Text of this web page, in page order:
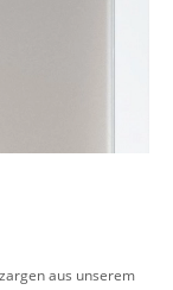
aus unserem